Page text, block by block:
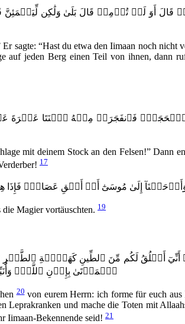
أَوَ لَمۡ تُؤۡمِنۖ قَالَ بَلَىٰ وَلَٰكِن
sagte: “Hast du etwa den Iimaan noch
jeden Berg einen Teil von ihnen, dann
فَٱنفَجَرَتۡ مِنۡهُ ٱثۡنَتَا عَشۡرَةَ
mit deinem Stock an den Felsen!” Dann
17
إِلَىٰ مُوسَىٰٓ أَنۡ أَلۡقِ عَصَاكَۖ فَإِذَا هِيَ
Magier vortäuschten. 19
أَنِّيٓ أَخۡلُقُ لَكُم مِّنَ ٱلطِّينِ كَهَيۡ‍َٔةِ
ٱلۡمَوۡتَىٰ بِإِذۡنِ ٱللَّهِۖ
20von eurem Herrn: ich forme für euch aus
und mache die Toten mit
Iimaan-Bekennende seid! 21